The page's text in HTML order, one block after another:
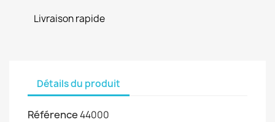
Livraison rapide
Détails du produit
Référence44000